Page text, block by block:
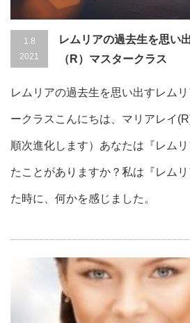
1.8
2021
レムリアの過去生を思い
（R）マスタークラス
レムリアの過去生を思い出すレム
ークラスこんにちは、マリアレイ
順次進化します）あなたは『レム
たことがありますか？私は『レム
た時に、何かを感じました。